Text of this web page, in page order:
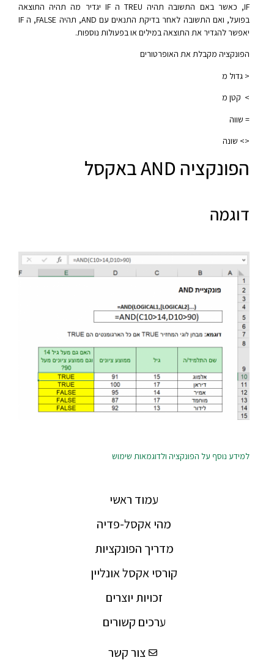
IF, כאשר באם התשובה תהיה TREU ה IF יגדיר מה תהיה התוצאה
בפועל, ואם התשובה לאחר בדיקת התנאים עם AND, תהיה FALSE, ה IF
יאפשר להגדיר את התוצאה במילים או בפעולות נוספות.
הפונקציה מקבלת את האופרטורים
< גדול מ
> קטן מ
= שווה
<> שונה
הפונקציה AND באקסל
דוגמה
למידע נוסף על הפונקציה ולדוגמאות שימוש
עמוד ראשי
מהי אקסל-פדיה
מדריך הפונקציות
קורסי אקסל אונליין
זכויות יוצרים
ערכים קשורים
צור קשר